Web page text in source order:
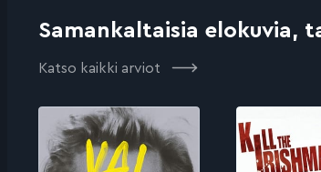
Samankaltaisia elokuvia,
Katso kaikki arviot